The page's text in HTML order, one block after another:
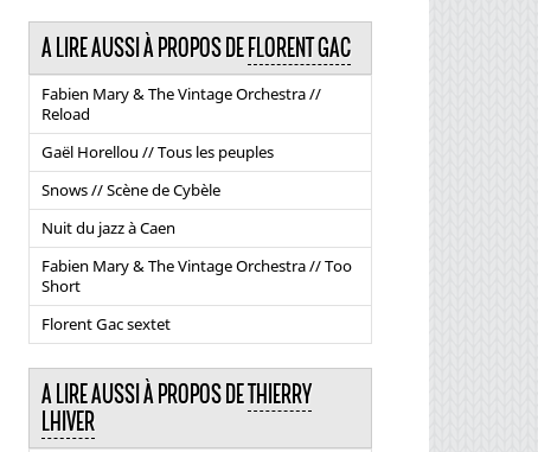
A LIRE AUSSI À PROPOS DEFLORENT GAC
Fabien Mary & The Vintage Orchestra //
Reload
Gaël Horellou // Tous les peuples
Snows // Scène de Cybèle
Nuit du jazz à Caen
Fabien Mary & The Vintage Orchestra // Too
Short
Florent Gac sextet
A LIRE AUSSI À PROPOS DETHIERRY
LHIVER